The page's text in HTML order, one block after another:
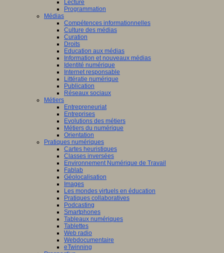
Lecture
Programmation
Médias
Compétences informationnelles
Culture des médias
Curation
Droits
Education aux médias
Information et nouveaux médias
Identité numérique
Internet responsable
Littératie numérique
Publication
Réseaux sociaux
Métiers
Entrepreneuriat
Entreprises
Evolutions des métiers
Métiers du numérique
Orientation
Pratiques numériques
Cartes heuristiques
Classes inversées
Environnement Numérique de Travail
Fablab
Géolocalisation
Images
Les mondes virtuels en éducation
Pratiques collaboratives
Podcasting
Smartphones
Tableaux numériques
Tablettes
Web radio
Webdocumentaire
eTwinning